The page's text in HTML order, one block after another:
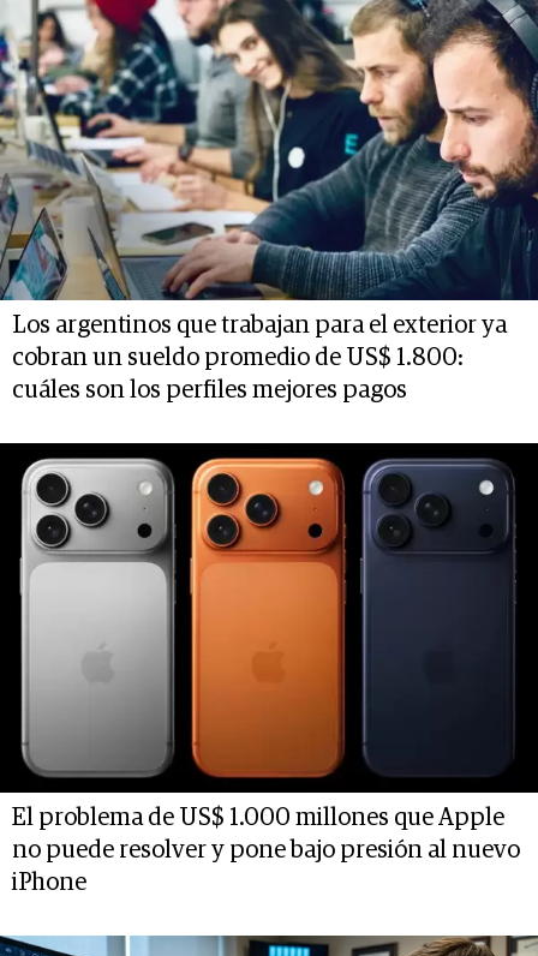
Los argentinos que trabajan para el exterior ya
cobran un sueldo promedio de US$ 1.800:
cuáles son los perfiles mejores pagos
El problema de US$ 1.000 millones que Apple
no puede resolver y pone bajo presión al nuevo
iPhone